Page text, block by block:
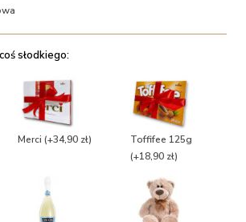
słodkiego:
Merci (+34,90 zł)
Toffifee 125g
(+18,90 zł)